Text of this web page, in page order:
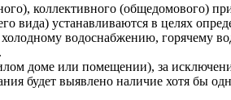
коллективного (общедомового)
вида) устанавливаются в целях
водоснабжению, горячему
доме или помещении), за
будет выявлено наличие хотя бы